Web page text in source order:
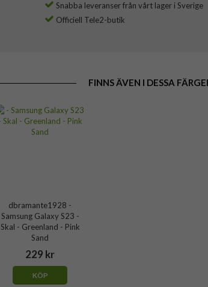
Snabba leveranser från vårt lager i Sverige
Officiell Tele2-butik
FINNS ÄVEN I DESSA
dbramante1928 -
Samsung Galaxy S23 -
Skal - Greenland - Pink
Sand
229 kr
KÖP